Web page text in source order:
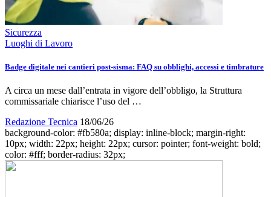
Sicurezza
Luoghi di Lavoro
Badge digitale nei cantieri post-sisma: FAQ su obblighi, accessi e timbrature
A circa un mese dall’entrata in vigore dell’obbligo, la Struttura
commissariale chiarisce l’uso del …
Redazione Tecnica 18/06/26
background-color: #fb580a; display: inline-block; margin-right:
10px; width: 22px; height: 22px; cursor: pointer; font-weight: bold;
color: #fff; border-radius: 32px;